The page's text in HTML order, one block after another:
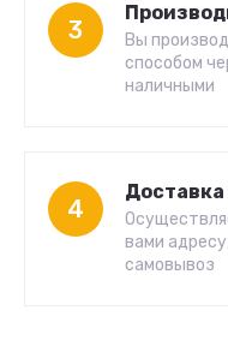
3
Вы
способом
наличными
4
Доставка
вами
самовывоз